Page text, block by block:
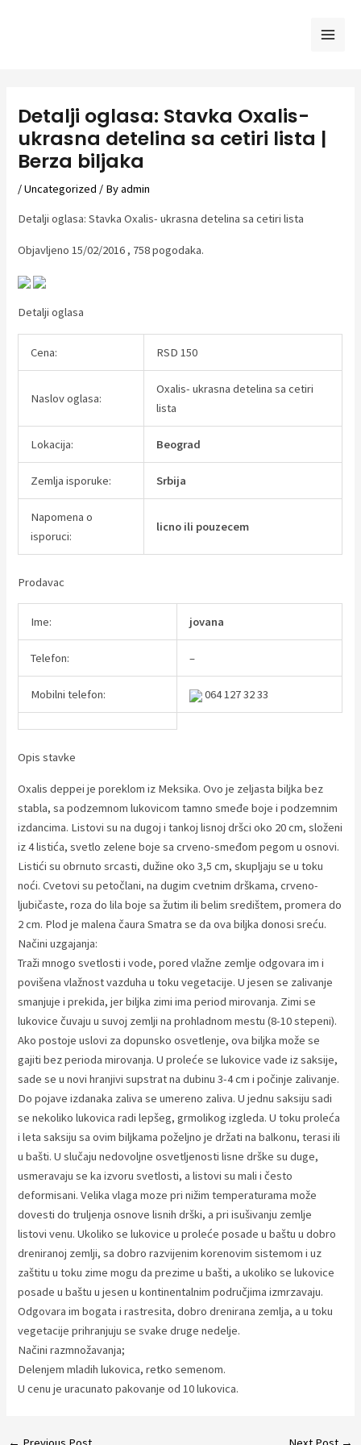
Detalji oglasa: Stavka Oxalis-
ukrasna detelina sa cetiri lista |
Berza biljaka
/Uncategorized / Byadmin
Detalji oglasa: Stavka Oxalis- ukrasna detelina sa cetiri lista
Objavljeno 15/02/2016 , 758 pogodaka.
Detalji oglasa
Cena: RSD 150
Naslov oglasa:
Oxalis- ukrasna detelina sa cetiri
lista
Lokacija: Beograd
Zemlja isporuke: Srbija
Napomena o
isporuci:
licno ili pouzecem
Prodavac
Ime: jovana
Telefon: –
Mobilni telefon: 064 127 32 33
Opis stavke
Oxalis deppei je poreklom iz Meksika. Ovo je zeljasta biljka bez
stabla, sa podzemnom lukovicom tamno smeđe boje i podzemnim
izdancima. Listovi su na dugoj i tankoj lisnoj dršci oko 20 cm, složeni
iz 4 listića, svetlo zelene boje sa crveno-smeđom pegom u osnovi.
Listići su obrnuto srcasti, dužine oko 3,5 cm, skupljaju se u toku
noći. Cvetovi su petočlani, na dugim cvetnim drškama, crveno-
ljubičaste, roza do lila boje sa žutim ili belim središtem, promera do
2 cm. Plod je malena čaura Smatra se da ova biljka donosi sreću.
Načini uzgajanja:
Traži mnogo svetlosti i vode, pored vlažne zemlje odgovara im i
povišena vlažnost vazduha u toku vegetacije. U jesen se zalivanje
smanjuje i prekida, jer biljka zimi ima period mirovanja. Zimi se
lukovice čuvaju u suvoj zemlji na prohladnom mestu (8-10 stepeni).
Ako postoje uslovi za dopunsko osvetlenje, ova biljka može se
gajiti bez perioda mirovanja. U proleće se lukovice vade iz saksije,
sade se u novi hranjivi supstrat na dubinu 3-4 cm i počinje zalivanje.
Do pojave izdanaka zaliva se umereno zaliva. U jednu saksiju sadi
se nekoliko lukovica radi lepšeg, grmolikog izgleda. U toku proleća
i leta saksiju sa ovim biljkama poželjno je držati na balkonu, terasi ili
u bašti. U slučaju nedovoljne osvetljenosti lisne drške su duge,
usmeravaju se ka izvoru svetlosti, a listovi su mali i često
deformisani. Velika vlaga moze pri nižim temperaturama može
dovesti do truljenja osnove lisnih drški, a pri isušivanju zemlje
listovi venu. Ukoliko se lukovice u proleće posade u baštu u dobro
dreniranoj zemlji, sa dobro razvijenim korenovim sistemom i uz
zaštitu u toku zime mogu da prezime u bašti, a ukoliko se lukovice
posade u baštu u jesen u kontinentalnim područjima izmrzavaju.
Odgovara im bogata i rastresita, dobro drenirana zemlja, a u toku
vegetacije prihranjuju se svake druge nedelje.
Načini razmnožavanja;
Delenjem mladih lukovica, retko semenom.
U cenu je uracunato pakovanje od 10 lukovica.